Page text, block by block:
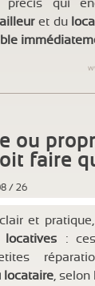
précis qui
et du
ou
faire
/ 26
et pratique,
locatives: ces
locataire , selon